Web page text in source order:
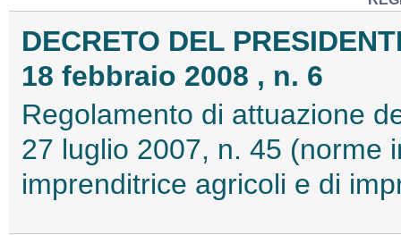
DECRETO DEL
18 febbraio 2008 , n. 6
Regolamento di attuazione
27 luglio 2007, n. 45 (norme
imprenditrice agricoli e di